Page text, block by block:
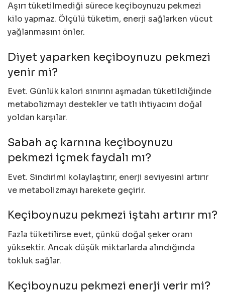
Aşırı tüketilmediği sürece keçiboynuzu pekmezi
kilo yapmaz. Ölçülü tüketim, enerji sağlarken vücut
yağlanmasını önler.
Diyet yaparken keçiboynuzu pekmezi
yenir mi?
Evet. Günlük kalori sınırını aşmadan tüketildiğinde
metabolizmayı destekler ve tatlı ihtiyacını doğal
yoldan karşılar.
Sabah aç karnına keçiboynuzu
pekmezi içmek faydalı mı?
Evet. Sindirimi kolaylaştırır, enerji seviyesini artırır
ve metabolizmayı harekete geçirir.
Keçiboynuzu pekmezi iştahı artırır mı?
Fazla tüketilirse evet, çünkü doğal şeker oranı
yüksektir. Ancak düşük miktarlarda alındığında
tokluk sağlar.
Keçiboynuzu pekmezi enerji verir mi?